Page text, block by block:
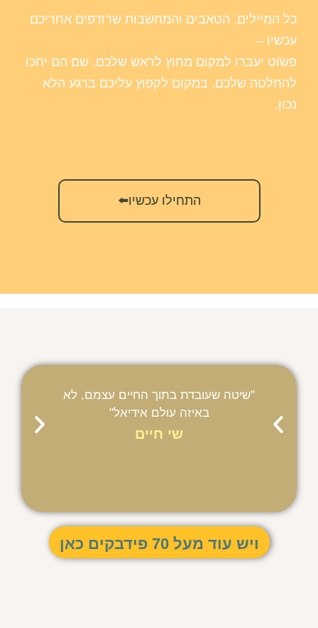
כל המיילים, הטאבים והמחשבות שרודפים אחריכם
עכשיו –
פשוט יעברו למקום מחוץ לראש שלכם, שם הם יחכו
להחלטה שלכם, במקום לקפוץ עליכם ברגע הלא
נכון.
התחילו עכשיו⬅️
"שיטה שעובדת בתוך החיים עצמם, לא
באיזה עולם אידיאל"
שי חיים
ויש עוד מעל 70 פידבקים כאן